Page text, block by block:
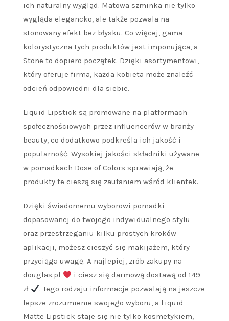
ich naturalny wygląd. Matowa szminka nie tylko
wygląda elegancko, ale także pozwala na
stonowany efekt bez błysku. Co więcej, gama
kolorystyczna tych produktów jest imponująca, a
Stone to dopiero początek. Dzięki asortymentowi,
który oferuje firma, każda kobieta może znaleźć
odcień odpowiedni dla siebie.
Liquid Lipstick są promowane na platformach
społecznościowych przez influencerów w branży
beauty, co dodatkowo podkreśla ich jakość i
popularność. Wysokiej jakości składniki używane
w pomadkach Dose of Colors sprawiają, że
produkty te cieszą się zaufaniem wśród klientek.
Dzięki świadomemu wyborowi pomadki
dopasowanej do twojego indywidualnego stylu
oraz przestrzeganiu kilku prostych kroków
aplikacji, możesz cieszyć się makijażem, który
przyciąga uwagę. A najlepiej, zrób zakupy na
douglas.pl
i ciesz się darmową dostawą od 149
zł
. Tego rodzaju informacje pozwalają na jeszcze
lepsze zrozumienie swojego wyboru, a Liquid
Matte Lipstick staje się nie tylko kosmetykiem,